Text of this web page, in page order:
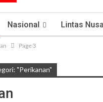
Nasional Lintas Nusa
Cendana News Peduli
Page 3
"Perikanan"